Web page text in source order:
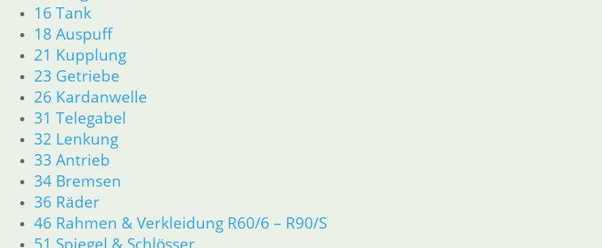
16 Tank
18 Auspuff
21 Kupplung
23 Getriebe
26 Kardanwelle
31 Telegabel
32 Lenkung
33 Antrieb
34 Bremsen
36 Räder
46 Rahmen & Verkleidung R60/6 – R90/S
51 Spiegel & Schlösser
33 Antrieb
46 Rahmen Verkleidung
61 Fahrzeugelektrik
R25 /3
11 Motor R25/3
Dichtungen
Zylinderkopf
12 Motorelektrik
16 Tank
18 Auspuff